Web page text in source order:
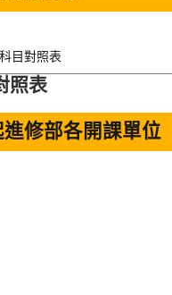
目對照表
照表
修部各開課單位